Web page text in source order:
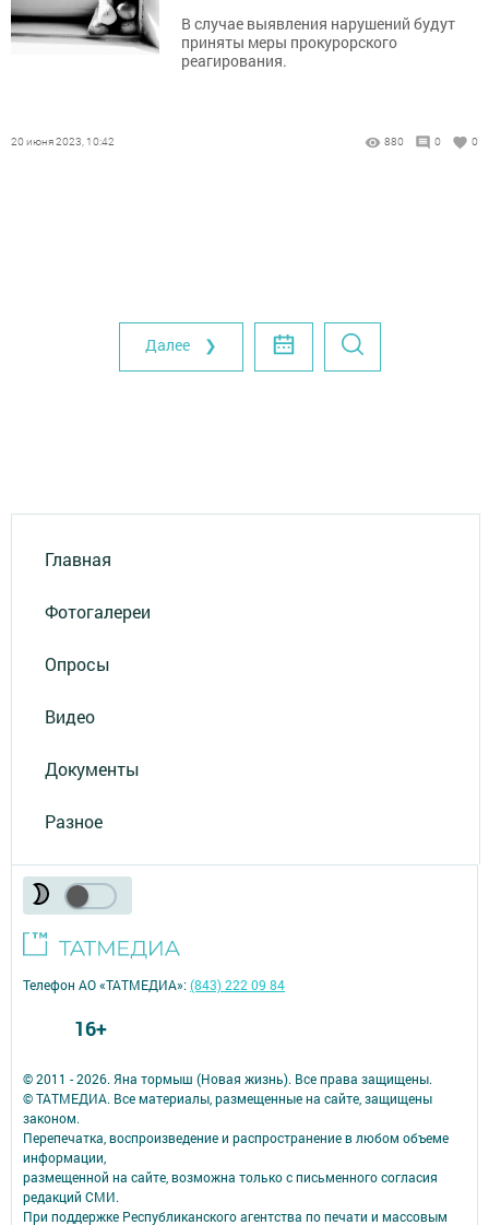
В случае выявления нарушений будут
приняты меры прокурорского
реагирования.
20 июня 2023, 10:42 880 0 0
Далее ❯
Главная
Фотогалереи
Опросы
Видео
Документы
Разное
© 2011 - 2026. Яна тормыш (Новая жизнь). Все права защищены.
© ТАТМЕДИА. Все материалы, размещенные на сайте, защищены
законом.
Перепечатка, воспроизведение и распространение в любом объеме
информации,
размещенной на сайте, возможна только с письменного согласия
редакций СМИ.
При поддержке Республиканского агентства по печати и массовым
Телефон АО «ТАТМЕДИА»:(843) 222 09 84
16+